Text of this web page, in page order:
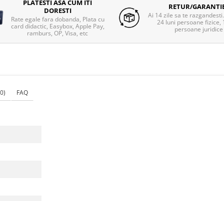
PLATESTI ASA CUM ITI
DORESTI
Rate egale fara dobanda, Plata cu
card didactic, Easybox, Apple Pay,
ramburs, OP, Visa, etc
RETUR/
Ai 14 zile sa te
24 luni persoane fizice,
persoane juridice
FAQ